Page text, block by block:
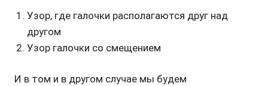
Узор, где галочки располагаются друг над
другом
Узор галочки со смещением
И в том и в другом случае мы будем